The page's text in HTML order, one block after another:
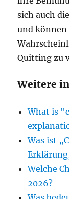
sich auch
und können
Quitting zu
Weitere
What is
Was ist
Welche
2026?